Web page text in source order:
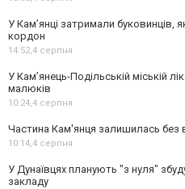
У Кам’янці затримали буковинців,
кордон
14:52,4 серпня
У Кам’янець-Подільській міській
малюків
10:24,4 серпня
Частина Кам'янця залишилась без
10:14,4 серпня
У Дунаївцях планують "з нуля"
закладу